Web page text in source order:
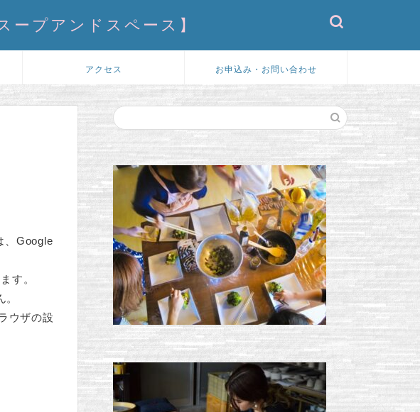
ープアンドスペース】
アクセス お申込み・お問い合わせ
、Google
す。
ウザの設